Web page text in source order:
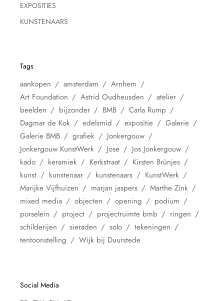
EXPOSITIES
KUNSTENAARS
Tags
aankopen amsterdam
Arnhem
Art Foundation
Astrid Oudheusden
atelier
beelden
bijzonder BMB
Carla Rump
Dagmar de Kok
edelsmid expositie
Galerie
Galerie BMB
grafiek
Jonkergouw
Jonkergouw KunstWerk
Jose
Jos Jonkergouw
kado
keramiek Kerkstraat
Kirsten Brünjes
kunst
kunstenaar kunstenaars
KunstWerk
Marijke Vijfhuizen
marjan jaspers
Marthe Zink
mixed media
objecten opening
podium
porselein
project projectruimte bmb
ringen
schilderijen
sieraden solo
tekeningen
tentoonstelling
Wijk bij Duurstede
Social Media